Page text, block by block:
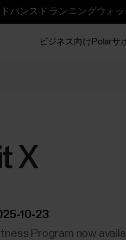
バンスド ランニングウォッ
ビジネス向けPolarサ
X
10-23
Program now